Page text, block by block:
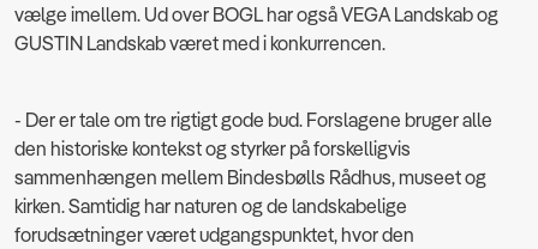
vælge imellem. Ud over BOGL har også VEGA Landskab og
GUSTIN Landskab været med i konkurrencen.
- Der er tale om tre rigtigt gode bud. Forslagene bruger alle
den historiske kontekst og styrker på forskelligvis
sammenhængen mellem Bindesbølls Rådhus, museet og
kirken. Samtidig har naturen og de landskabelige
forudsætninger været udgangspunktet, hvor den